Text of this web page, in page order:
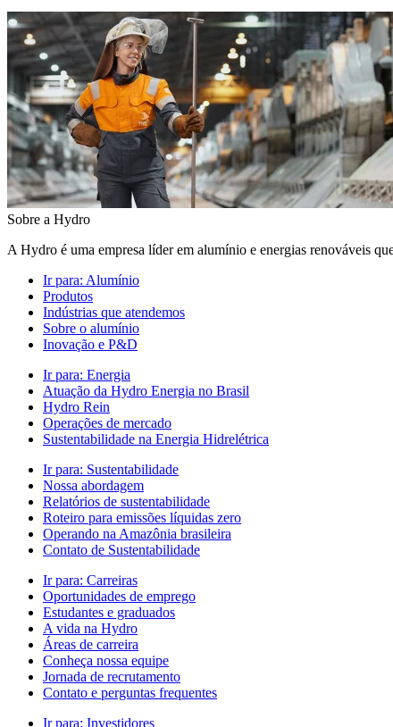
Sobre a Hydro
A Hydro é uma empresa líder em alumínio e energias renováveis
Ir para: Alumínio
Produtos
Indústrias que atendemos
Sobre o alumínio
Inovação e P&D
Ir para: Energia
Atuação da Hydro Energia no Brasil
Hydro Rein
Operações de mercado
Sustentabilidade na Energia Hidrelétrica
Ir para: Sustentabilidade
Nossa abordagem
Relatórios de sustentabilidade
Roteiro para emissões líquidas zero
Operando na Amazônia brasileira
Contato de Sustentabilidade
Ir para: Carreiras
Oportunidades de emprego
Estudantes e graduados
A vida na Hydro
Áreas de carreira
Conheça nossa equipe
Jornada de recrutamento
Contato e perguntas frequentes
Ir para: Investidores